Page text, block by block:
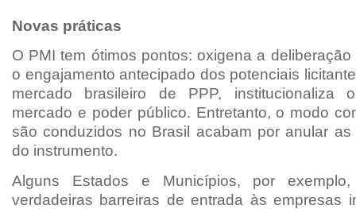
Novas práticas
O PMI tem ótimos pontos: oxigena a deliberação
o engajamento antecipado dos potenciais
mercado brasileiro de PPP, institucionaliza
mercado e poder público. Entretanto, o modo
são conduzidos no Brasil acabam por anular as
do instrumento.
Alguns Estados e Municípios, por
verdadeiras barreiras de entrada às empresas